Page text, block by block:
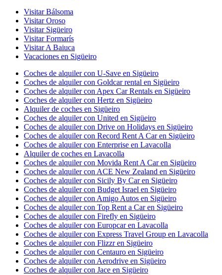
Visitar Bálsoma
Visitar Oroso
Visitar Sigüeiro
Visitar Formarís
Visitar A Baiuca
Vacaciones en Sigüeiro
Coches de alquiler con U-Save en Sigüeiro
Coches de alquiler con Goldcar rental en Sigüeiro
Coches de alquiler con Apex Car Rentals en Sigüeiro
Coches de alquiler con Hertz en Sigüeiro
Alquiler de coches en Sigüeiro
Coches de alquiler con United en Sigüeiro
Coches de alquiler con Drive on Holidays en Sigüeiro
Coches de alquiler con Record Rent A Car en Sigüeiro
Coches de alquiler con Enterprise en Lavacolla
Alquiler de coches en Lavacolla
Coches de alquiler con Movida Rent A Car en Sigüeiro
Coches de alquiler con ACE New Zealand en Sigüeiro
Coches de alquiler con Sicily By Car en Sigüeiro
Coches de alquiler con Budget Israel en Sigüeiro
Coches de alquiler con Amigo Autos en Sigüeiro
Coches de alquiler con Top Rent a Car en Sigüeiro
Coches de alquiler con Firefly en Sigüeiro
Coches de alquiler con Europcar en Lavacolla
Coches de alquiler con Express Travel Group en Lavacolla
Coches de alquiler con Flizzr en Sigüeiro
Coches de alquiler con Centauro en Sigüeiro
Coches de alquiler con Aerodrive en Sigüeiro
Coches de alquiler con Jace en Sigüeiro